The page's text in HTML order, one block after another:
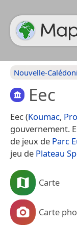
Nouvelle-
Eec
Eec (Koumac,
gouvernement.
de jeux de Parc
jeu de Plateau
Carte
Carte